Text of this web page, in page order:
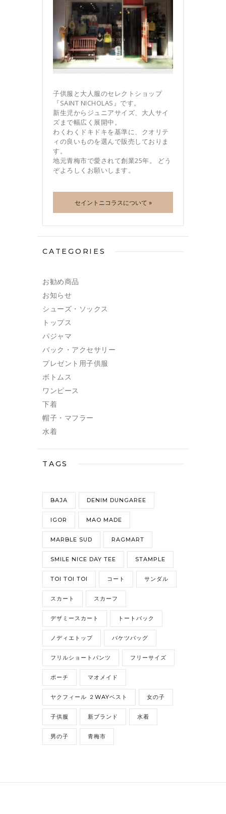
子供服と大人服のセレクトショップ
『SAINT NICHOLAS』です。
新生児からジュニアサイズ、大人サイ
ズまで幅広く展開中。
わくわくドキドキを基準に、クオリテ
ィの良いものを選んで販売しておりま
す。
地元青梅市で愛されて創業25年。 どう
ぞよろしくお願いします。
セイントニコラスについて »
CATEGORIES
お勧め商品
お知らせ
シューズ・ソックス
トップス
パジャマ
バック・アクセサリー
プレゼント用子供服
ボトムス
ワンピース
下着
帽子・マフラー
水着
TAGS
BAJA DENIM DUNGAREE
IGOR MAO MADE
MARBLE SUD RAGMART
SMILE NICE DAY TEE STAMPLE
TOI TOI TOI コート サンダル
スカート スカーフ
デザミースカート トートバック
ノディエトップ バケツバッグ
フリルショートパンツ フリーサイズ
ポーチ マオメイド
ヤクフィール ２WAYベスト 女の子
子供服 新ブランド 水着
男の子 青梅市